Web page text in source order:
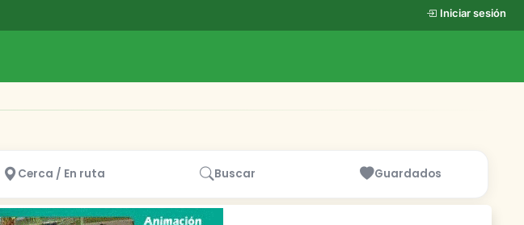
Iniciar sesión
Cerca / En ruta Buscar Guardados